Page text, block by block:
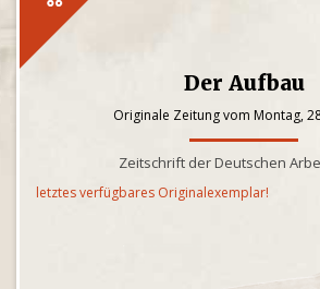
Der Aufbau
Originale Zeitung vom Montag,
Zeitschrift der Deutschen
letztes verfügbares Originalexemplar!